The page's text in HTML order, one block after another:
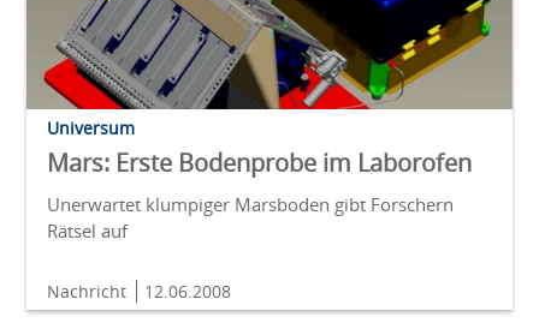
Universum
Mars: Erste Bodenprobe im Laborofen
Unerwartet klumpiger Marsboden gibt Forschern
Rätsel auf
Nachricht 12.06.2008